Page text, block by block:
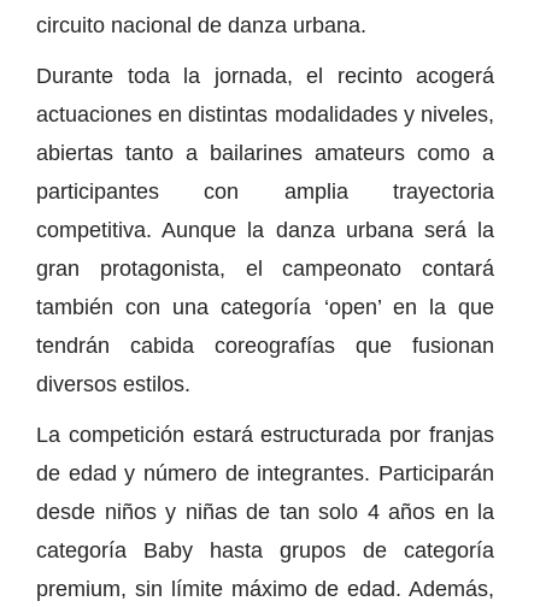
circuito nacional de danza urbana.
Durante toda la jornada, el recinto acogerá
actuaciones en distintas modalidades y niveles,
abiertas tanto a bailarines amateurs como a
participantes con amplia trayectoria
competitiva. Aunque la danza urbana será la
gran protagonista, el campeonato contará
también con una categoría ‘open’ en la que
tendrán cabida coreografías que fusionan
diversos estilos.
La competición estará estructurada por franjas
de edad y número de integrantes. Participarán
desde niños y niñas de tan solo 4 años en la
categoría Baby hasta grupos de categoría
premium, sin límite máximo de edad. Además,